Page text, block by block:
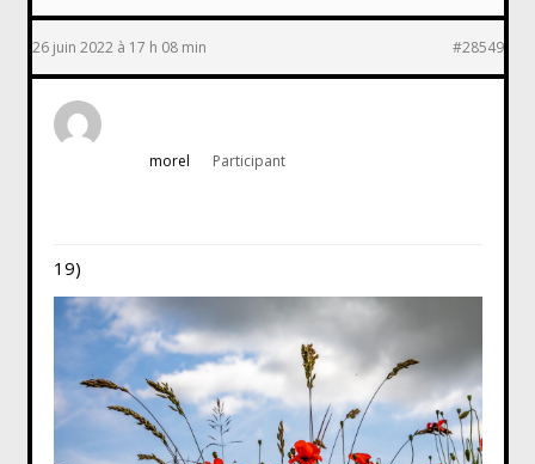
26 juin 2022 à 17 h 08 min #28549
morel Participant
19)